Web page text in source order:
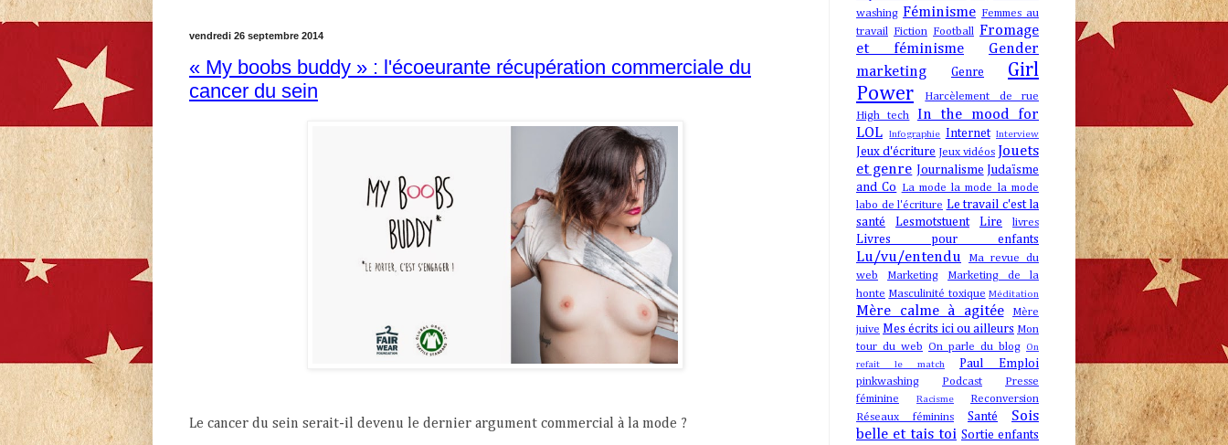
vendredi 26 septembre 2014
« My boobs buddy » : l'écoeurante récupération commerciale du
cancer du sein
Le cancer du sein serait-il devenu le dernier argument commercial à la mode ?
washing Féminisme Femmes au
travail Fiction Football Fromage
et féminisme
Gender
marketing
Genre
Girl
Power
Harcèlement de rue
High tech
In the mood for
LOL
Infographie Internet Interview
Jeux d'écriture Jeux vidéos Jouets
et genre
Journalisme
Judaïsme
and Co
La mode la mode la mode
labo de l'écriture Le travail c'est la
santé
Lesmotstuent Lire livres
Livres pour enfants
Lu/vu/entendu
Ma revue du
web
Marketing
Marketing de la
honte Masculinité toxique Méditation
Mère calme à agitée
Mère
juive Mes écrits ici ou ailleurs Mon
tour du web On parle du blog
On
refait le match
Paul Emploi
pinkwashing Podcast
Presse
féminine
Racisme
Reconversion
Réseaux féminins
Santé
Sois
belle et tais toi Sortie enfants